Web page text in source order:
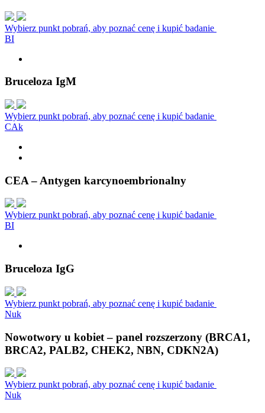
Wybierz punkt pobrań, aby poznać cenę i kupić badanie
BI
Bruceloza IgM
Wybierz punkt pobrań, aby poznać cenę i kupić badanie
CAk
CEA – Antygen karcynoembrionalny
Wybierz punkt pobrań, aby poznać cenę i kupić badanie
BI
Bruceloza IgG
Wybierz punkt pobrań, aby poznać cenę i kupić badanie
Nuk
Nowotwory u kobiet – panel rozszerzony (BRCA1,
BRCA2, PALB2, CHEK2, NBN, CDKN2A)
Wybierz punkt pobrań, aby poznać cenę i kupić badanie
Nuk